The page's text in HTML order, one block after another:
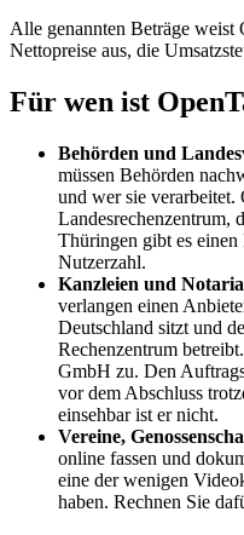
Alle genannten Beträge weist
Nettopreise aus, die
Für wen ist
Behörden und
müssen Behörden
und wer sie
Landesrechenzentrum,
Thüringen gibt es
Nutzerzahl.
Kanzleien und
verlangen einen
Deutschland sitzt und
Rechenzentrum
GmbH zu. Den
vor dem Abschluss
einsehbar ist er nicht.
Vereine,
online fassen und
eine der wenigen
haben. Rechnen Sie